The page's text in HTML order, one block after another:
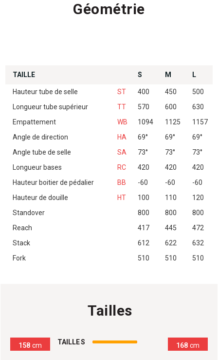
Géométrie
TAILLE S M L
Hauteur tube de selle ST 400 450
500
Longueur tube supérieur
TT 570 600
630
Empattement
WB 1094 1125
1157
Angle de direction
HA 69° 69°
69°
Angle tube de selle
SA 73° 73°
73°
Longueur bases
RC 420 420
420
Hauteur boitier de pédalier
BB -60 -60
-60
Hauteur de douille
HT 100 110
120
Standover
800 800
800
Reach
417 445
472
Stack
612 622
632
Fork
510 510 510
Tailles
158 cm TAILLE S 168 cm